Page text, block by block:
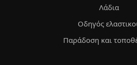
Λάδια
Οδηγός
Παράδοση και